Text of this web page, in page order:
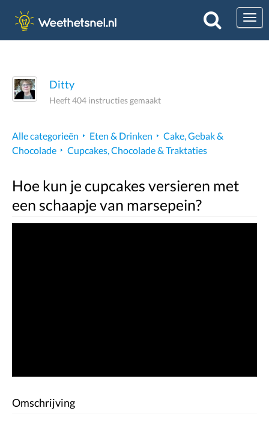
Ditty
Heeft 404 instructies gemaakt
Alle categorieën Eten & Drinken
Cake, Gebak &
Chocolade
Cupcakes, Chocolade & Traktaties
Hoe kun je cupcakes versieren met
een schaapje van marsepein?
Omschrijving